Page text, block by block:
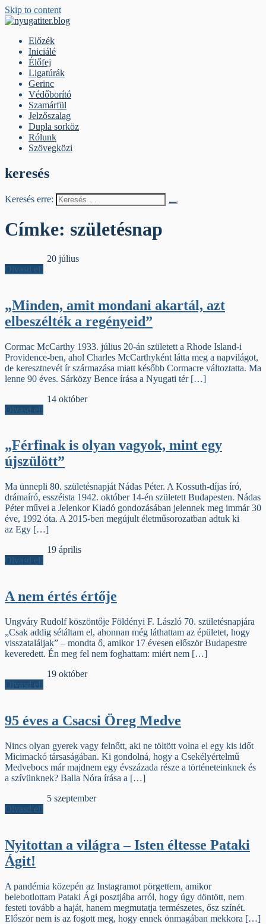
Skip to content
Előzék
Iniciálé
Élőfej
Ligatúrák
Gerinc
Védőborító
Szamárfül
Jelzőszalag
Dupla sorköz
Rólunk
Szövegközi
keresés
Keresés erre:
Címke: születésnap
20 július
Olvasd el!
„Minden, amit mondani akartál, azt
elbeszélték a regényeid”
Cormac McCarthy 1933. július 20-án született a Rhode Island-i
Providence-ben, ahol Charles McCarthyként látta meg a napvilágot,
de keresztnevét ír származása miatt később Cormacre változtatta. Ma
lenne 90 éves. Sárközy Bence írása a Nyugati tér […]
14 október
Olvasd el!
„Férfinak is olyan vagyok, mint egy
újszülött”
Ma ünnepli 80. születésnapját Nádas Péter. A Kossuth-díjas író,
drámaíró, esszéista 1942. október 14-én született Budapesten. Nádas
Péter művei a Jelenkor Kiadó gondozásában jelennek meg immár 30
éve, 1992 óta. A 2015-ben megújult életműsorozatban adtuk ki
az Egy […]
19 április
Olvasd el!
A nem értés értője
Ungváry Rudolf köszöntője Földényi F. László 70. születésnapjára
„Csak addig sétáltam el, ahonnan még láthattam az épületet, hogy
visszataláljak” – mondta ő, amikor 17 évesen először Budapestre
keveredett. Én meg fel nem foghattam: miért nem […]
19 október
Olvasd el!
95 éves a Csacsi Öreg Medve
Nincs olyan gyerek vagy felnőtt, aki ne töltött volna el egy kis időt
Micimackó társaságában. Ki gondolná, hogy a Csekélyértelmű
Medvebocs már majdnem egy évszázada része a történeteinknek és
a szívünknek? Balla Nóra írása a […]
5 szeptember
Olvasd el!
Nyitottan a világra – Isten éltesse Pataki
Ágit!
A pandémia közepén az Instagramot pörgettem, amikor
belebotlottam Pataki Ági posztjába arról, hogy úgy döntött, nem
festeti tovább a haját, hanem megmutatja természetes, ősz színét.
Először nem is az fogott meg, hogy ennek önmagában mekkora […]